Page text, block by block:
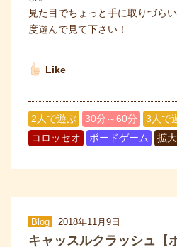
見た目でちょっと手に取りづら
度遊んで見て下さい！
Like
2人で遊ぶ 30分～60分 3人で
コロッセオ
ボードゲーム 拡
Blog 2018年11月9日
キャッスルクラッシュ【